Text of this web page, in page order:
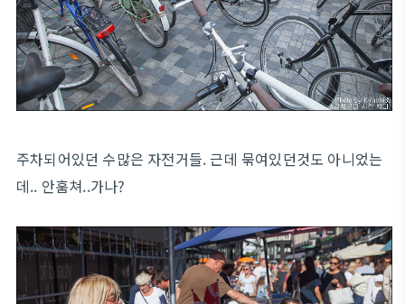
주차되어있던 수많은 자전거들. 근데 묶여있던것도 아니었는
데.. 안훔쳐..가나?